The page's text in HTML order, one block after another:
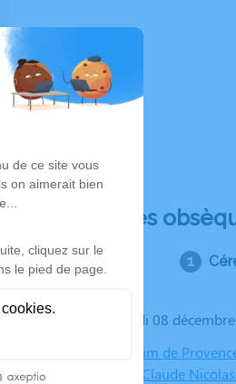
Déroulé des
Le mercredi 08
Crématorium de
2370, Rue Claude